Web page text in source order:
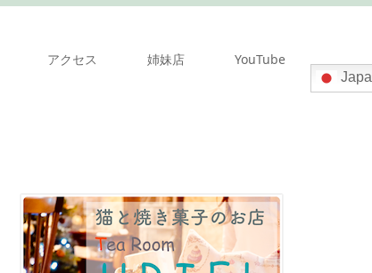
アクセス 姉妹店 YouTube